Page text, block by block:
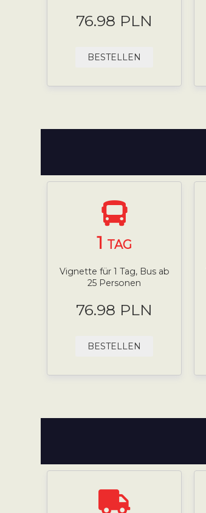
76.98 PLN
BESTELLEN
1 TAG
Vignette für 1 Tag, Bus ab
25 Personen
76.98 PLN
BESTELLEN